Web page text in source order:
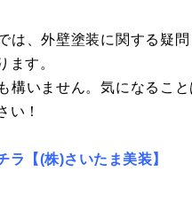
は、外壁塗装に関する疑問
ます。
構いません。気になるこ
い！
ラ【(株)さいたま美装】